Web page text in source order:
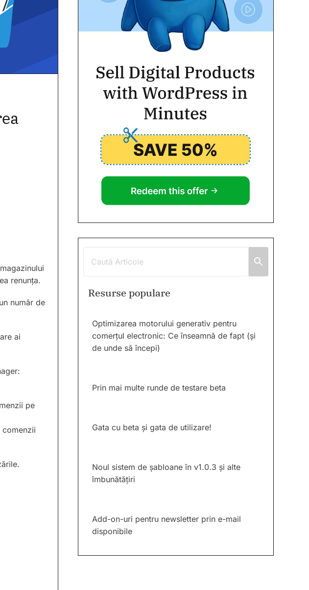
renunța.
număr de
ai
pe
Resurse populare
Optimizarea motorului generativ pentru
comerțul electronic: Ce înseamnă de fapt (și
de unde să începi)
Prin mai multe runde de testare beta
Gata cu beta și gata de utilizare!
Noul sistem de șabloane în v1.0.3 și alte
îmbunătățiri
Add-on-uri pentru newsletter prin e-mail
disponibile